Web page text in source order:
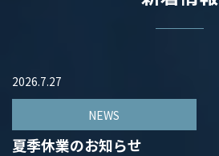
2026.7.27
NEWS
夏季休業のお知らせ